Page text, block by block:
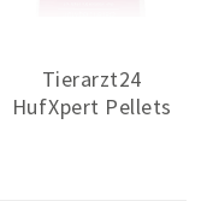
Tierarzt24
HufXpert Pellets